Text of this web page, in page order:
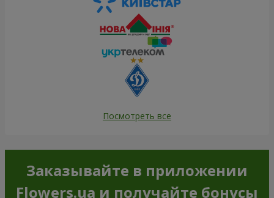
Посмотреть все
Заказывайте в приложении
Flowers.ua и получайте бонусы